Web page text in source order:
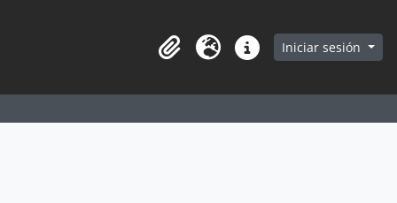
in browse page
Portapapeles
Idioma Enlaces rápidos
Iniciar sesión